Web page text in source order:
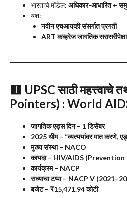
भारताचे मॉडेल: अधिकार-आधारित +
यश:
नवीन एचआयव्ही संसर्गात प्रगती
ART कव्हरेज जागतिक
🟥 UPSC साठी
Pointers) : World
जागतिक एड्स दिन – 1 डिसेंबर
2025 थीम – “व्यत्ययांवर मात करणे,
मुख्य संस्था – NACO
कायदा – HIV/AIDS
कार्यक्रम – NACP
सध्याचा टप्पा – NACP V
बजेट – ₹15,471.94 कोटी